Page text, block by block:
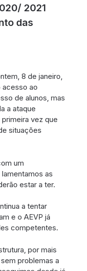
2021
das
8 de janeiro,
acesso ao
de alunos, mas
a ataque
vez que
situações
um
as
estar a ter.
a tentar
e o AEVP já
competentes.
por mais
problemas a